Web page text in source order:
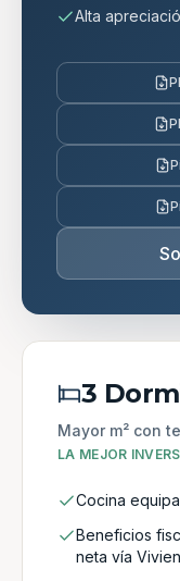
Alta
3
Mayor m² con
LA MEJOR
Cocina
Beneficios
neta vía